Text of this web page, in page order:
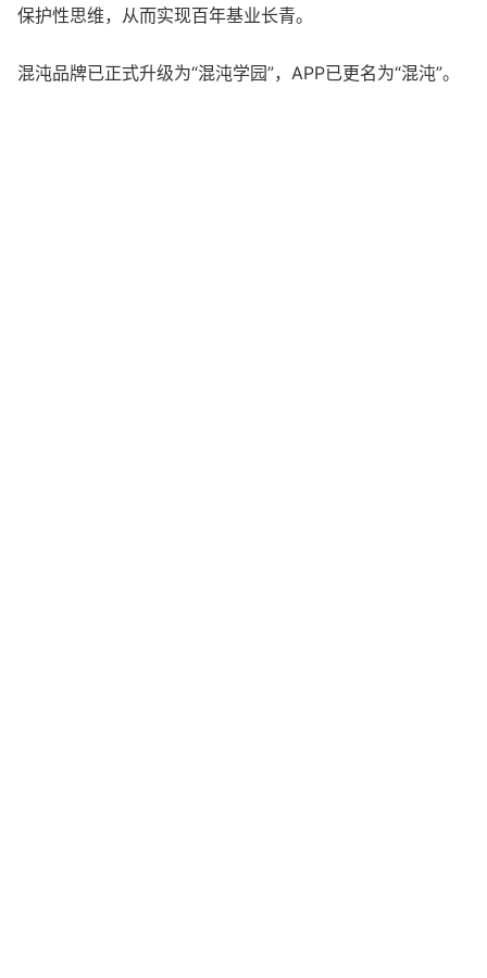
保护性思维，从而实现百年基业长青。
混沌品牌已正式升级为“混沌学园”，APP已更名为“混沌”。